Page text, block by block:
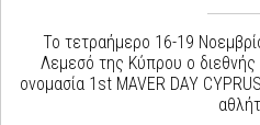
Το τετραήμερο 16-19
Λεμεσό της Κύπρου ο
ονομασία 1st MAVER DAY